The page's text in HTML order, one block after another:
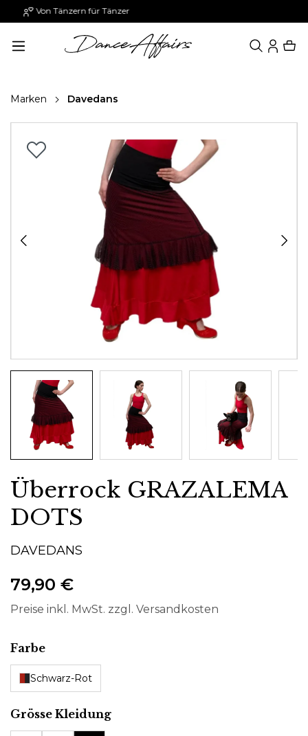
springen Paypal: 30 Tage später zahlen
Marken Davedans
Überrock GRAZALEMA
DOTS
DAVEDANS
79,90 €
Preise inkl. MwSt. zzgl. Versandkosten
Farbeauswählen
Schwarz-Rot
Grösse Kleidungauswählen